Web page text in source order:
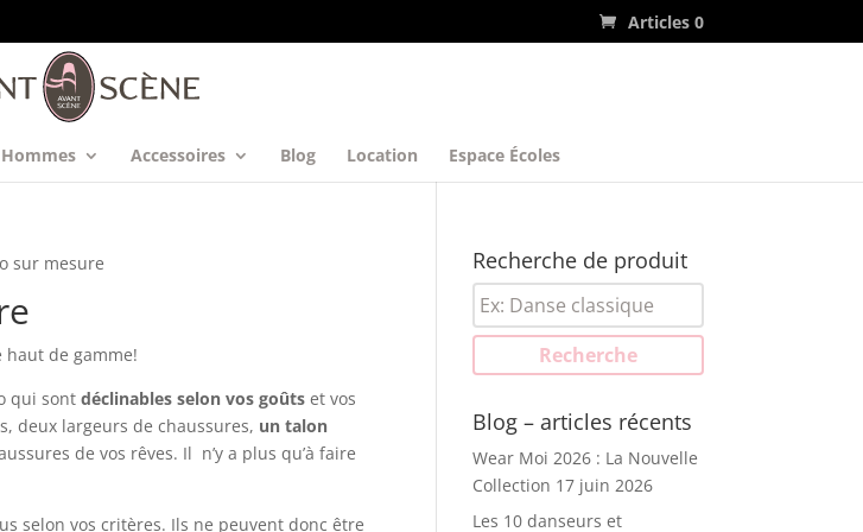
Articles 0
Hommes Accessoires Blog Location Espace Écoles
sur mesure
de gamme!
qui sontdéclinables selon vos goûts et vos
deux largeurs de chaussures, un talon
de vos rêves. Il n’y a plus qu’à faire
selon vos critères. Ils ne peuvent donc être
Recherche de produit
Recherche
pour :
Recherche
Blog – articles récents
Wear Moi 2026 : La Nouvelle
Collection 17 juin 2026
Les 10 danseurs et